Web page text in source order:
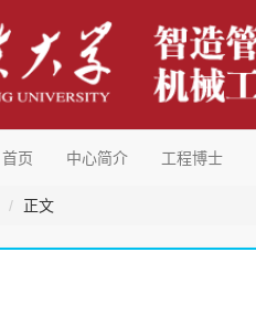
首页 中心简介 工程博士
正文